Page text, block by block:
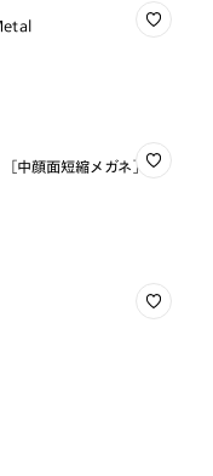
中顔面短縮メガネ］